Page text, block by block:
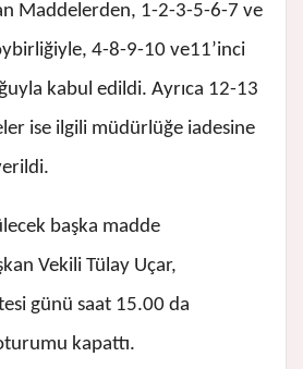
Maddelerden, 1-2-3-5-6-7 ve
4-8-9-10 ve11’inci
kabul edildi. Ayrıca 12-13
ise ilgili müdürlüğe iadesine
başka madde
Vekili Tülay Uçar,
günü saat 15.00 da
kapattı.